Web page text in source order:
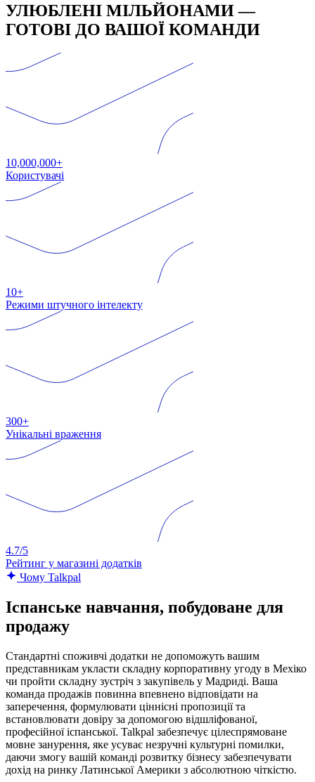
УЛЮБЛЕНІ МІЛЬЙОНАМИ —
ГОТОВІ ДО ВАШОЇ КОМАНДИ
10,000,000+
Користувачі
10+
Режими штучного інтелекту
300+
Унікальні враження
4.7/5
Рейтинг у магазині додатків
Чому Talkpal
Іспанське навчання, побудоване для
продажу
Стандартні споживчі додатки не допоможуть вашим
представникам укласти складну корпоративну угоду в Мехіко
чи пройти складну зустріч з закупівель у Мадриді. Ваша
команда продажів повинна впевнено відповідати на
заперечення, формулювати ціннісні пропозиції та
встановлювати довіру за допомогою відшліфованої,
професійної іспанської. Talkpal забезпечує цілеспрямоване
мовне занурення, яке усуває незручні культурні помилки,
даючи змогу вашій команді розвитку бізнесу забезпечувати
дохід на ринку Латинської Америки з абсолютною чіткістю.